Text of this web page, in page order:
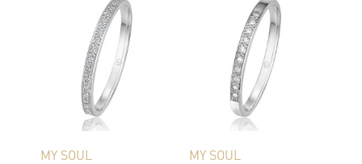
MY SOUL MY SOUL